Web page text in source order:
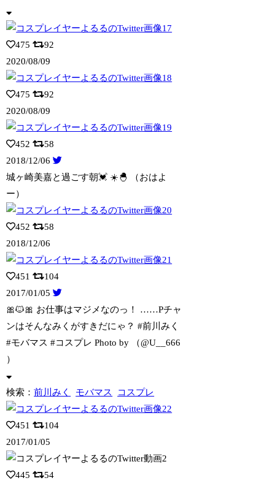
475
92
2020/08/09
475
92
2020/08/09
452
58
2018/12/06
城ヶ崎美嘉と過ごす朝💓 ☀️🐣 （おはよ
ー）
452
58
2018/12/06
451
104
2017/01/05
🎀🐱🎀 お仕事はマジメなのっ！ ……Pチャ
ンはそんなみくがすきだにゃ？ #前川みく
#モバマス #コスプレ Photo by （@U__666
）
検索：前川みく モバマス コスプレ
451
104
2017/01/05
445
54